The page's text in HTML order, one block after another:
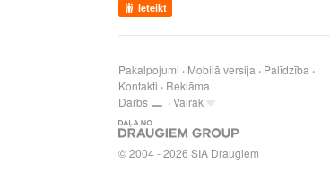
Ieteikt
Pakalpojumi Mobilā versija
Palīdzība
Kontakti
Reklāma
Darbs
Vairāk
© 2004 - 2026 SIA Draugiem